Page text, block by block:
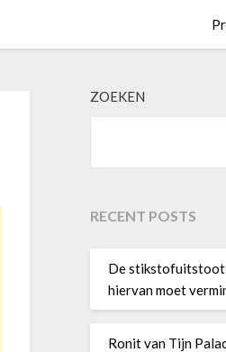
ZOEKEN
RECENT POSTS
De stikstofuitstoot
hiervan moet
Ronit van Tijn